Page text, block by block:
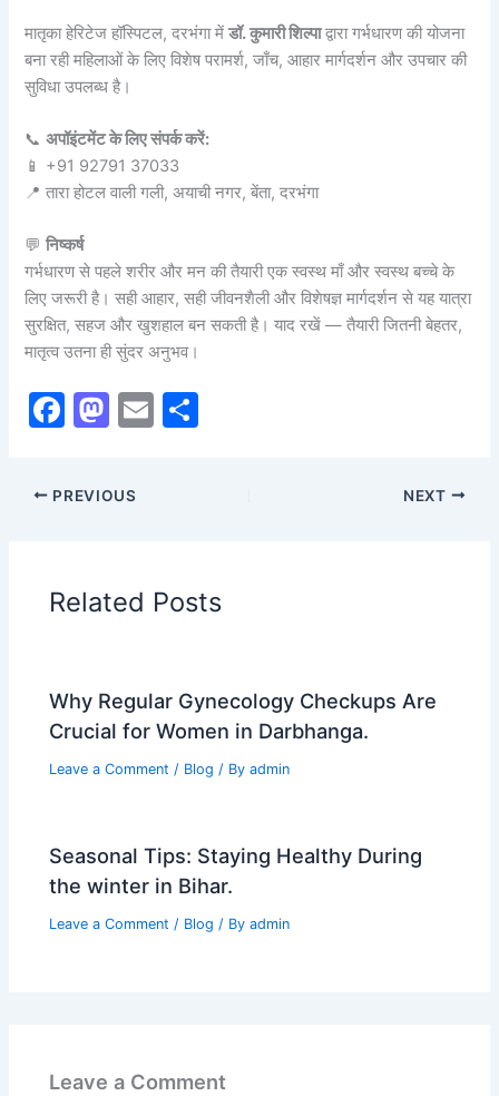
मातृका हेरिटेज हॉस्पिटल, दरभंगा मेंडॉ. कुमारी शिल्पाद्वारा गर्भधारण की योजना
बना रही महिलाओं के लिए विशेष परामर्श, जाँच, आहार मार्गदर्शन और उपचार की
सुविधा उपलब्ध है।
📞अपॉइंटमेंट के लिए संपर्क करें:
📱 +91 92791 37033
📍 तारा होटल वाली गली, अयाची नगर, बेंता, दरभंगा
💬निष्कर्ष
गर्भधारण से पहले शरीर और मन की तैयारी एक स्वस्थ माँ और स्वस्थ बच्चे के
लिए जरूरी है। सही आहार, सही जीवनशैली और विशेषज्ञ मार्गदर्शन से यह यात्रा
सुरक्षित, सहज और खुशहाल बन सकती है। याद रखें — तैयारी जितनी बेहतर,
मातृत्व उतना ही सुंदर अनुभव।
F
c
e
o
o
M
st
o
o
n
E
PREVIOUS NEXT
Related Posts
Why Regular Gynecology Checkups Are
Crucial for Women in Darbhanga.
Leave a Comment / Blog / Byadmin
Seasonal Tips: Staying Healthy During
the winter in Bihar.
Leave a Comment / Blog / Byadmin
Leave a Comment